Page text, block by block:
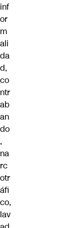
inf
or
m
ali
da
d,
co
ntr
ab
an
do
,
na
rc
otr
áfi
co,
lav